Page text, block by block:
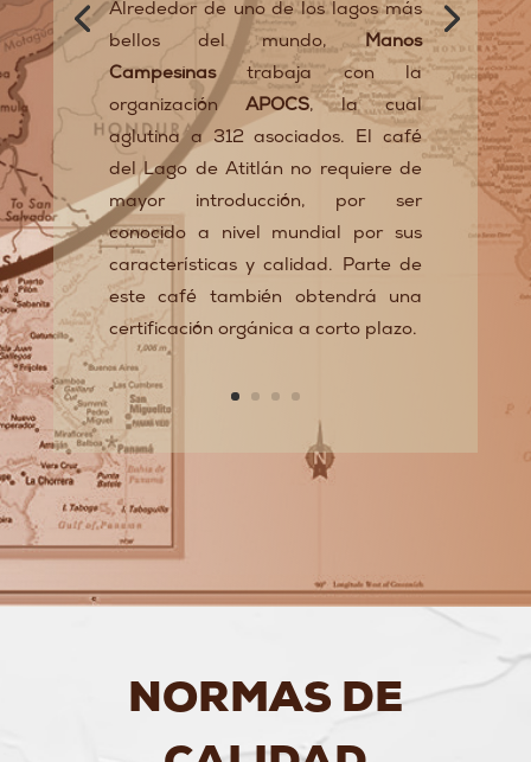
Alrededor de uno de los lagos más
bellos del mundo,Manos
Campesinastrabaja con la
organización APOCS, la cual
aglutina a 312 asociados. El café
del Lago de Atitlán no requiere de
mayor introducción, por ser
conocido a nivel mundial por sus
características y calidad. Parte de
este café también obtendrá una
certificación orgánica a corto plazo.
NORMAS DE